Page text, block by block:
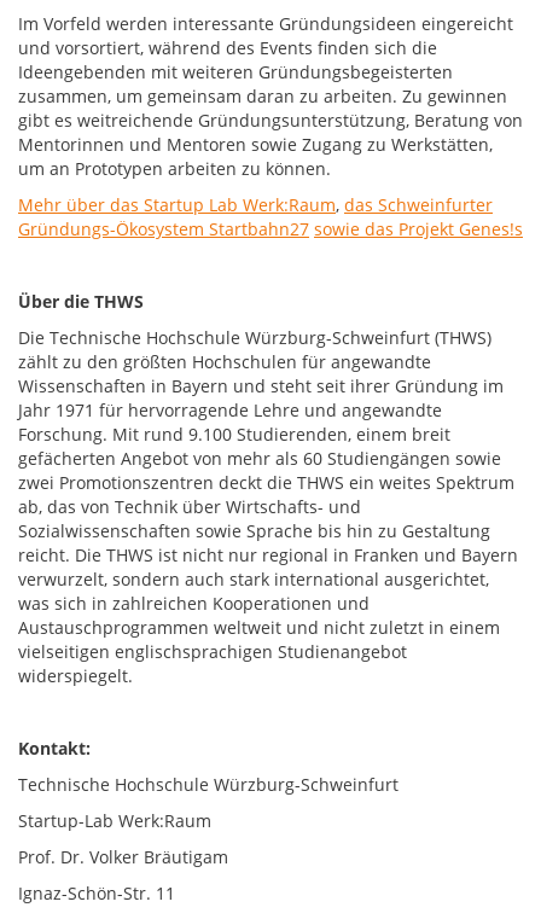
Im Vorfeld werden interessante Gründungsideen eingereicht
und vorsortiert, während des Events finden sich die
Ideengebenden mit weiteren Gründungsbegeisterten
zusammen, um gemeinsam daran zu arbeiten. Zu gewinnen
gibt es weitreichende Gründungsunterstützung, Beratung von
Mentorinnen und Mentoren sowie Zugang zu Werkstätten,
um an Prototypen arbeiten zu können.
Mehr über das Startup Lab Werk:Raum, das Schweinfurter
Gründungs-Ökosystem Startbahn27 sowie das Projekt Genes!s
Über die THWS
Die Technische Hochschule Würzburg-Schweinfurt (THWS)
zählt zu den größten Hochschulen für angewandte
Wissenschaften in Bayern und steht seit ihrer Gründung im
Jahr 1971 für hervorragende Lehre und angewandte
Forschung. Mit rund 9.100 Studierenden, einem breit
gefächerten Angebot von mehr als 60 Studiengängen sowie
zwei Promotionszentren deckt die THWS ein weites Spektrum
ab, das von Technik über Wirtschafts- und
Sozialwissenschaften sowie Sprache bis hin zu Gestaltung
reicht. Die THWS ist nicht nur regional in Franken und Bayern
verwurzelt, sondern auch stark international ausgerichtet,
was sich in zahlreichen Kooperationen und
Austauschprogrammen weltweit und nicht zuletzt in einem
vielseitigen englischsprachigen Studienangebot
widerspiegelt.
Kontakt:
Technische Hochschule Würzburg-Schweinfurt
Startup-Lab Werk:Raum
Prof. Dr. Volker Bräutigam
Ignaz-Schön-Str. 11